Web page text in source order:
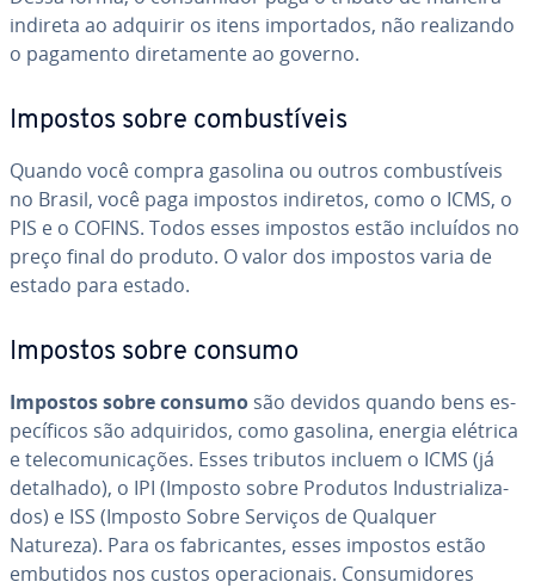
indireta ao adquirir os itens im­por­ta­dos, não re­a­li­zando
o pagamento di­re­ta­mente ao governo.
Impostos sobre com­bus­tí­veis
Quando você compra gasolina ou outros com­bus­tí­veis
no Brasil, você paga impostos indiretos, como o ICMS, o
PIS e o COFINS. Todos esses impostos estão incluídos no
preço final do produto. O valor dos impostos varia de
estado para estado.
Impostos sobre consumo
Impostos sobre consumo são devidos quando bens es­
pe­cí­fi­cos são ad­qui­ri­dos, como gasolina, energia elétrica
e te­le­co­mu­ni­ca­ções. Esses tributos incluem o ICMS (já
detalhado), o IPI (Imposto sobre Produtos In­dus­tri­a­li­za­
dos) e ISS (Imposto Sobre Serviços de Qualquer
Natureza). Para os fa­bri­can­tes, esses impostos estão
embutidos nos custos ope­ra­ci­o­nais. Con­su­mi­do­res